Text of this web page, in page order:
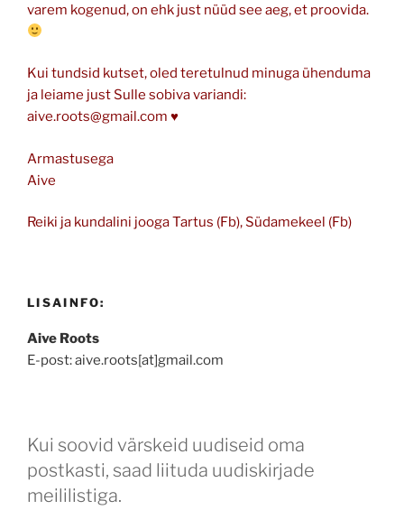
varem kogenud, on ehk just nüüd see aeg, et proovida.
Kui tundsid kutset, oled teretulnud minuga ühenduma
ja leiame just Sulle sobiva variandi:
aive.roots@gmail.com ♥
Armastusega
Aive
Reiki ja kundalini jooga Tartus (Fb), Südamekeel (Fb)
LISAINFO:
Aive Roots
E-post: aive.roots[at]gmail.com
Kui soovid värskeid uudiseid oma
postkasti, saad liituda uudiskirjade
meililistiga.